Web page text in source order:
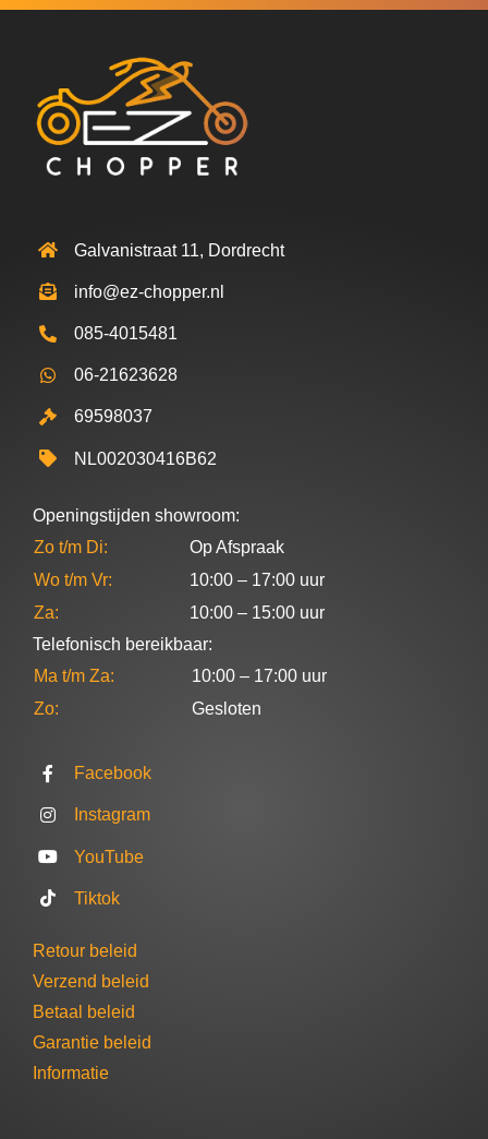
Galvanistraat 11, Dordrecht
info@ez-chopper.nl
085-4015481
06-21623628
69598037
NL002030416B62
Openingstijden showroom:
Zo t/m Di:
Op Afspraak
Wo t/m Vr:
10:00 – 17:00 uur
Za:
10:00 – 15:00 uur
Telefonisch bereikbaar:
Ma t/m Za:
10:00 – 17:00 uur
Zo:
Gesloten
Facebook
Instagram
YouTube
Tiktok
Retour beleid
Verzend beleid
Betaal beleid
Garantie beleid​
Informatie